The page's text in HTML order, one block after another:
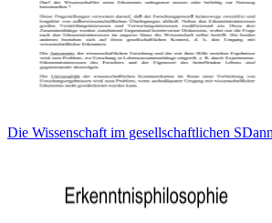
Die Wissenschaft im gesellschaftlichen